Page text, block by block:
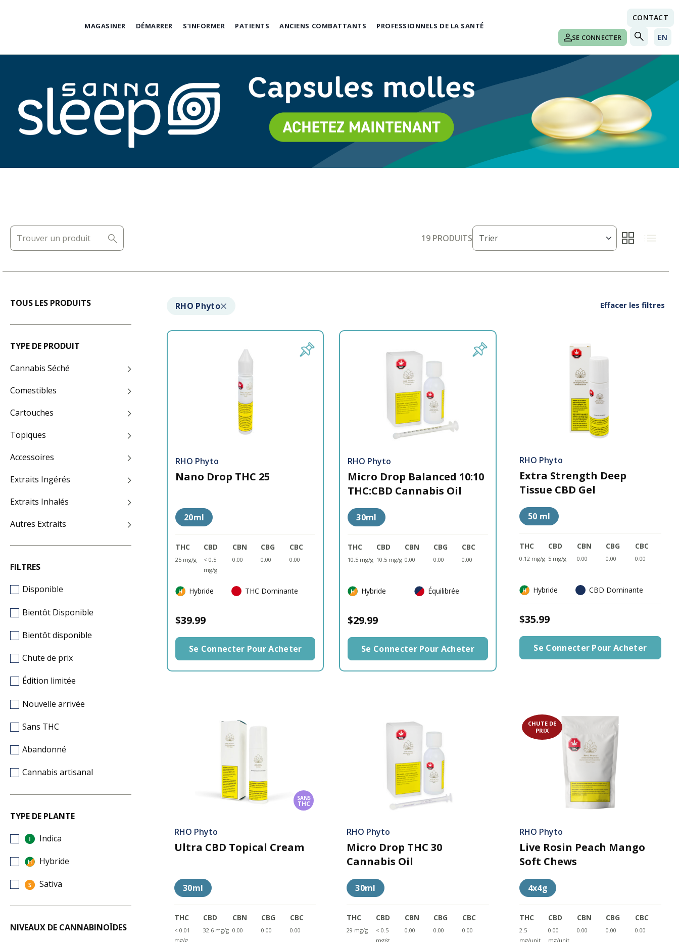
MAGASINER DÉMARRER S’INFORMER PATIENTS ANCIENS COMBATTANTS
PROFESSIONNELS DE LA SANTÉ
SE CONNECTER
CONTACT
EN
19 PRODUITS
TOUS LES PRODUITS
TYPE DE PRODUIT
Cannabis Séché
Comestibles
Cartouches
Topiques
Accessoires
Extraits Ingérés
Extraits Inhalés
Autres Extraits
FILTRES
Disponible
Bientôt Disponible
Bientôt disponible
Chute de prix
Édition limitée
Nouvelle arrivée
Sans THC
Abandonné
Cannabis artisanal
TYPE DE PLANTE
Indica
Hybride
Sativa
NIVEAUX DE CANNABINOÏDES
RHO Phyto Effacer les filtres
RHO Phyto
Nano Drop THC 25
20ml
THC
25 mg/g
CBD
< 0.5
mg/g
CBN
0.00
CBG
0.00
CBC
0.00
Hybride THC Dominante
$39.99
Se Connecter Pour Acheter
RHO Phyto
Micro Drop Balanced 10:10
THC:CBD Cannabis Oil
30ml
THC
10.5 mg/g
CBD
10.5 mg/g
CBN
0.00
CBG
0.00
CBC
0.00
Hybride Équilibrée
$29.99
Se Connecter Pour Acheter
RHO Phyto
Extra Strength Deep
Tissue CBD Gel
50 ml
THC
0.12 mg/g
CBD
5 mg/g
CBN
0.00
CBG
0.00
CBC
0.00
Hybride CBD Dominante
$35.99
Se Connecter Pour Acheter
SANS
THC
RHO Phyto
Ultra CBD Topical Cream
30ml
THC
< 0.01
mg/g
CBD
32.6 mg/g
CBN
0.00
CBG
0.00
CBC
0.00
RHO Phyto
Micro Drop THC 30
Cannabis Oil
30ml
THC
29 mg/g
CBD
< 0.5
mg/g
CBN
0.00
CBG
0.00
CBC
0.00
CHUTE DE
PRIX
RHO Phyto
Live Rosin Peach Mango
Soft Chews
4x4g
THC
2.5
mg/unit
CBD
0.00
mg/unit
CBN
0.00
CBG
0.00
CBC
0.00